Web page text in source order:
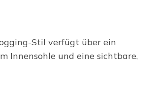
Stil verfügt über ein
Innensohle und eine sichtbare,